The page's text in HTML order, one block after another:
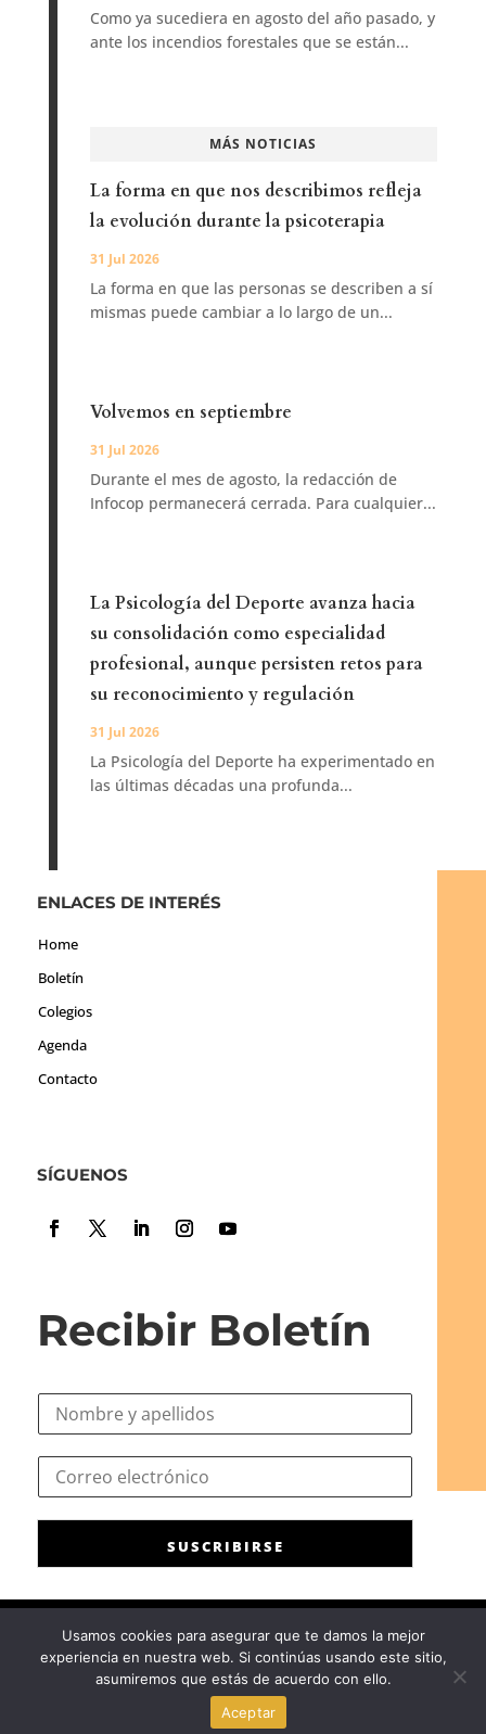
Como ya sucediera en agosto del año pasado, y
ante los incendios forestales que se están...
MÁS NOTICIAS
La forma en que nos describimos refleja
la evolución durante la psicoterapia
31 Jul 2026
La forma en que las personas se describen a sí
mismas puede cambiar a lo largo de un...
Volvemos en septiembre
31 Jul 2026
Durante el mes de agosto, la redacción de
Infocop permanecerá cerrada. Para cualquier...
La Psicología del Deporte avanza hacia
su consolidación como especialidad
profesional, aunque persisten retos para
su reconocimiento y regulación
31 Jul 2026
La Psicología del Deporte ha experimentado en
las últimas décadas una profunda...
ENLACES DE INTERÉS
Home
Boletín
Colegios
Agenda
Contacto
SÍGUENOS
Recibir Boletín
N
r
*
o
r
e
e
e
C
o
e
c
SUSCRIBIRSE
Consejo General de la Psicología de España|Privacidad|Aviso
Legal| Política de cookies
Usamos cookies para asegurar que te damos la mejor
experiencia en nuestra web. Si continúas usando este sitio,
asumiremos que estás de acuerdo con ello.
Aceptar